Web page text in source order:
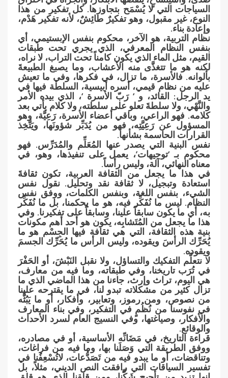
السياجات التي لا يُسْمَح بتجاوزها. كل تفكير من هذا
النوع، غير مقبول، وهو تفكيرٌ طائِشٌ، لأنه تفكير هَدْم،
وإعادة بناء.
نظام التربية، هو الآخر، محكوم بنفس الإبستيمي، أي
بنفس النظام المعرفي، الذي يجري تحت طبقات
القيم، مثل الماء الذي يكون كامناً تحت التراب، لا نراه،
لكنه هو ما تتغذَّى منه الأعشاب، وما يصبغ الطبيعةَ
بألوانه. فالأسرة، ما تزال، في فكرها، وفي ما تعيش
عليه من نظام قيمي، أسره أبيسية، السلطة فيها في
يد الرجل: القائد، و ‘ رَبّ الأسرة ‘، الذي بيده الأمر
والنَّهْي، ولا سلطةَ تعلو على سلطته، ولا كلام يأتي بعد
كلامه. فهو الراعي، وباقي أعضاء الأسرة، رَعِيَّة، وهو
المسؤول عن رَعِيَّتِه، فهو من يُدَبِّر شؤونَها، ويَتَّخِذ
القرارات الحاسمة بشأنها.
نفس البنية التي يصدر عنها المُعَلِّم والمُدَرِّس. فهو
محكوم بـ ‘توجيهات’، يعمل على تنفيذها، وهو، في
معناه النهائي، آلة، وليس رأساً.
في هذا ما يجعل من الثقافة العربية، تكون ثقافةَ
استعادة وتبجيل، لا ثقافة نقد وتحليل. نقول نفس
الشيء، بنفس اللغة، وبنفس الكلمات، ووفق نفس
النظام. ليس ما نُفَكِّر فيه، هو ما يحكمنا، بل ما نُفَكِّر
به، أي ما يكون سابقاً علينا، وسابقاً على تفكيرنا. وفي
هذا ما يجعل من المُتَشابِه، يكون هو أحد أهم مكونات
بنية هذه الثقافة، التي هي ثقافة فيها الجِسْم هو ما
يُحَرِّك الرأسَ ويقوده، وليس الرأس ما يُحَرِّك الجسمَ
ويقوده.
لا نتعلَّم التفكيك والتساؤل، ولا نقبل النَبْشَ، أو الحَفْرَ
في تُرَب تاريخنا، وفي طبقاته، وما فيه من معارف،
هي اليوم، تراث وإرث، جاءنا من هذا الماضي الذي ما
تزال كثير من مشكلاته تبدو لنا، في ما يقترحه علينا
من نصوص، ومن رموز، وتعابير، وأفكار، أو ما يَبُثُّه
في نفوسنا من نُظُمٍ في التفكير، وفي بناء المعارف
والأفكار، وصياغتها، وفي النسيج العام لسرد الأحداث
والوقائع.
قراءة التاريخ، في مَضَانِّه الأساسية، أو في مصادره،
ووفق الطريقة التي وَصَلَنا بها، وما فيه من فراغات،
وتناقضات، أو ما يبدو فيه من تَصَدُّعات، لاتُسْعِفُنا في
تفسير السياقات التي رافقت النص الديني، مثلاً، بل